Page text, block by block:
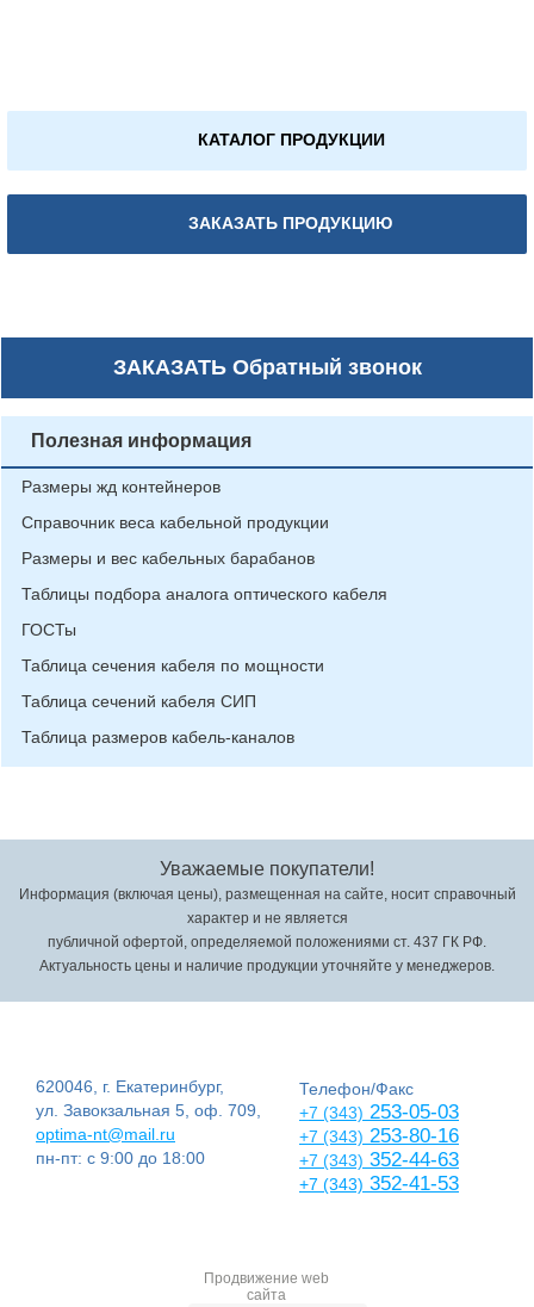
КАТАЛОГ ПРОДУКЦИИ
ЗАКАЗАТЬ ПРОДУКЦИЮ
ЗАКАЗАТЬОбратный звонок
Полезная информация
Размеры жд контейнеров
Справочник веса кабельной продукции
Размеры и вес кабельных барабанов
Таблицы подбора аналога оптического кабеля
ГОСТы
Таблица сечения кабеля по мощности
Таблица сечений кабеля СИП
Таблица размеров кабель-каналов
Уважаемые покупатели!
Информация (включая цены), размещенная на сайте, носит справочный
характер и не является
публичной офертой, определяемой положениями ст. 437 ГК РФ.
Актуальность цены и наличие продукции уточняйте у менеджеров.
620046, г. Екатеринбург,
ул. Завокзальная 5, оф. 709,
optima-nt@mail.ru
пн-пт: с 9:00 до 18:00
Телефон/Факс
+7 (343) 253-05-03
+7 (343) 253-80-16
+7 (343) 352-44-63
+7 (343) 352-41-53
Продвижение web
сайта